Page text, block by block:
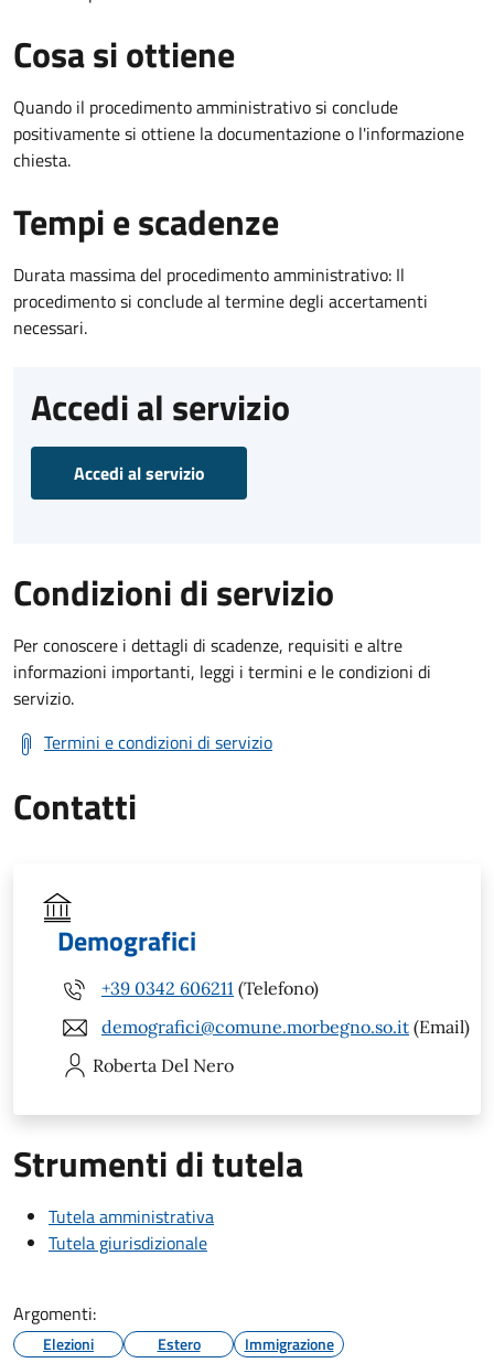
Cosa si ottiene
Quando il procedimento amministrativo si conclude
positivamente si ottiene la documentazione o l'informazione
chiesta.
Tempi e scadenze
Durata massima del procedimento amministrativo: Il
procedimento si conclude al termine degli accertamenti
necessari.
Accedi al servizio
Accedi al servizio
Condizioni di servizio
Per conoscere i dettagli di scadenze, requisiti e altre
informazioni importanti, leggi i termini e le condizioni di
servizio.
Termini e condizioni di servizio
Contatti
Demografici
+39 0342 606211 (Telefono)
demografici@comune.morbegno.so.it (Email)
Roberta Del Nero
Strumenti di tutela
Tutela amministrativa
Tutela giurisdizionale
Argomenti:
Elezioni Estero Immigrazione